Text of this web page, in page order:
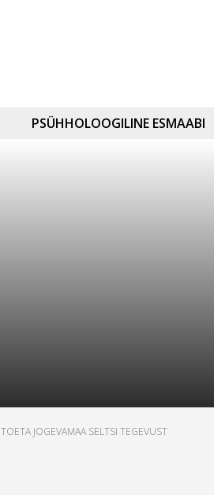
PSÜHHOLOOGILINE ESMAABI
TOETA JOGEVAMAA SELTSI TEGEVUST